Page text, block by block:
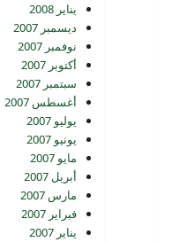
يناير 2008
ديسمبر 2007
نوفمبر 2007
أكتوبر 2007
سبتمبر 2007
أغسطس 2007
يوليو 2007
يونيو 2007
مايو 2007
أبريل 2007
مارس 2007
فبراير 2007
يناير 2007